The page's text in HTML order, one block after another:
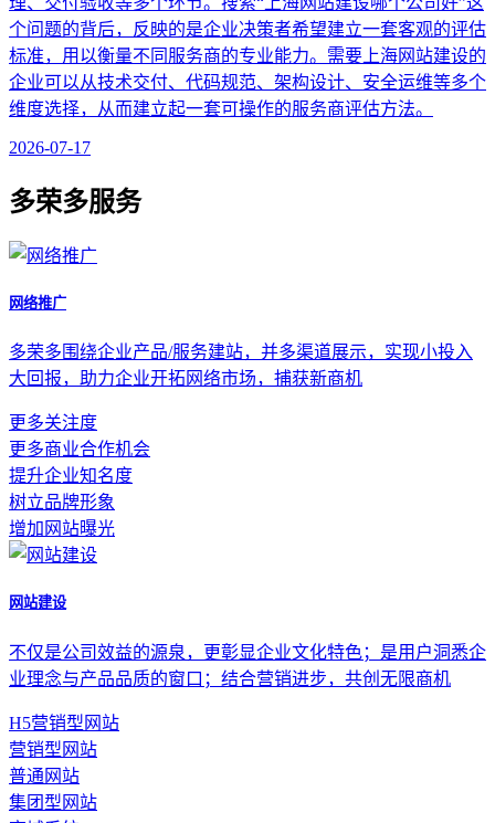
个问题的背后，反映的是企业决策者希望建立一套客观的评估
标准，用以衡量不同服务商的专业能力。需要上海网站建设的
企业可以从技术交付、代码规范、架构设计、安全运维等多个
维度选择，从而建立起一套可操作的服务商评估方法。
2026-07-17
多荣多服务
网络推广
多荣多围绕企业产品/服务建站，并多渠道展示，实现小投入
大回报，助力企业开拓网络市场，捕获新商机
更多关注度
更多商业合作机会
提升企业知名度
树立品牌形象
增加网站曝光
网站建设
不仅是公司效益的源泉，更彰显企业文化特色；是用户洞悉企
业理念与产品品质的窗口；结合营销进步，共创无限商机
H5营销型网站
营销型网站
普通网站
集团型网站